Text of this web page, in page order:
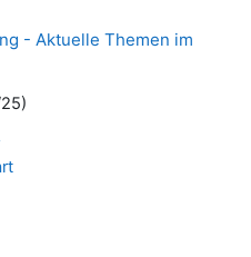
- Aktuelle Themen im